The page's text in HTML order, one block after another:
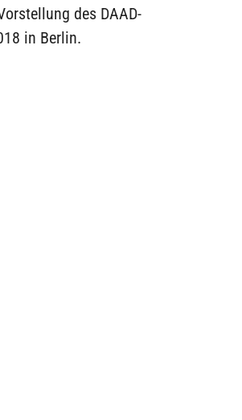
des DAAD-
in Berlin.